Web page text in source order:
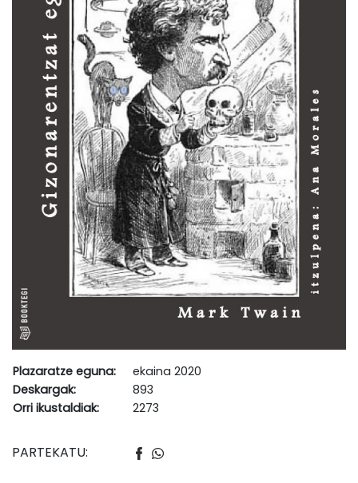
Plazaratze eguna:
ekaina 2020
Deskargak:
893
Orri ikustaldiak:
2273
PARTEKATU: